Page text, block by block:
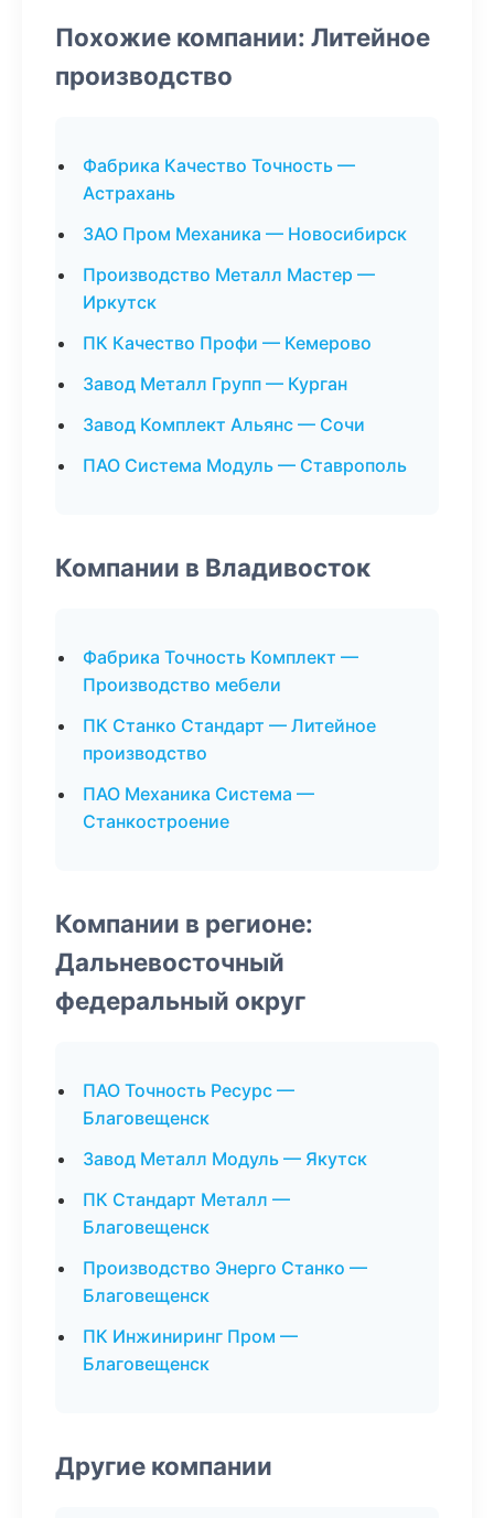
Похожие компании: Литейное
производство
Фабрика Качество Точность —
Астрахань
ЗАО Пром Механика — Новосибирск
Производство Металл Мастер —
Иркутск
ПК Качество Профи — Кемерово
Завод Металл Групп — Курган
Завод Комплект Альянс — Сочи
ПАО Система Модуль — Ставрополь
Компании в Владивосток
Фабрика Точность Комплект —
Производство мебели
ПК Станко Стандарт — Литейное
производство
ПАО Механика Система —
Станкостроение
Компании в регионе:
Дальневосточный
федеральный округ
ПАО Точность Ресурс —
Благовещенск
Завод Металл Модуль — Якутск
ПК Стандарт Металл —
Благовещенск
Производство Энерго Станко —
Благовещенск
ПК Инжиниринг Пром —
Благовещенск
Другие компании